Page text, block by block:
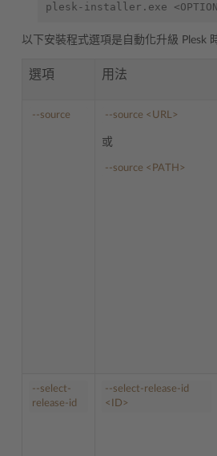
plesk-installer.exe <
以下安裝程式選項是自動化升級 Plesk
選項 用法
--source --source < URL>
或
--source < PATH>
--select-
release-id
--select-release-id
<
ID>